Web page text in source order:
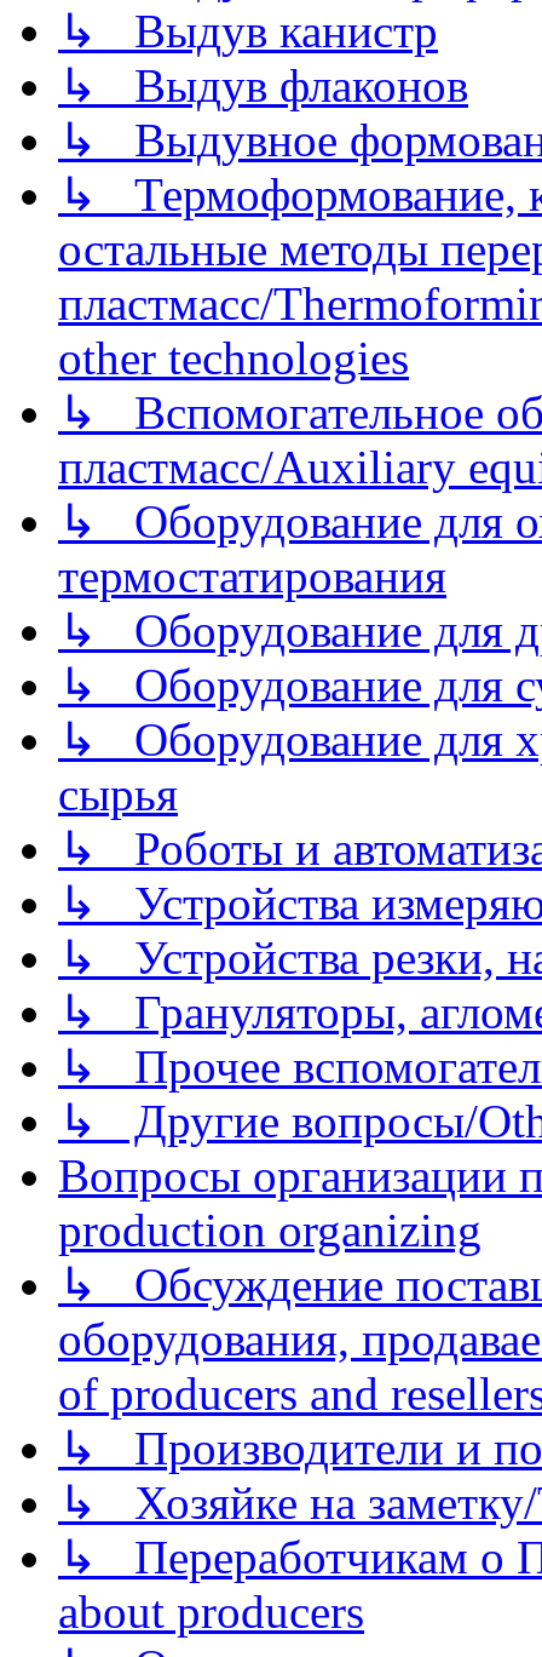
↳ Выдув канистр
↳ Выдув флаконов
↳ Выдувное
↳ Термоформование,
остальные методы
пластмасс/
other technologies
↳ Вспомогательное
пластмасс/Auxiliary
↳ Оборудование для
термостатирования
↳ Оборудование для
↳ Оборудование для
↳ Оборудование для
сырья
↳ Роботы и
↳ Устройства
↳ Устройства резки,
↳ Грануляторы,
↳ Прочее
↳ Другие вопросы/
Вопросы организации
production organizing
↳ Обсуждение
оборудования,
of producers and
↳ Производители и
↳ Хозяйке на
↳ Переработчикам о
about producers